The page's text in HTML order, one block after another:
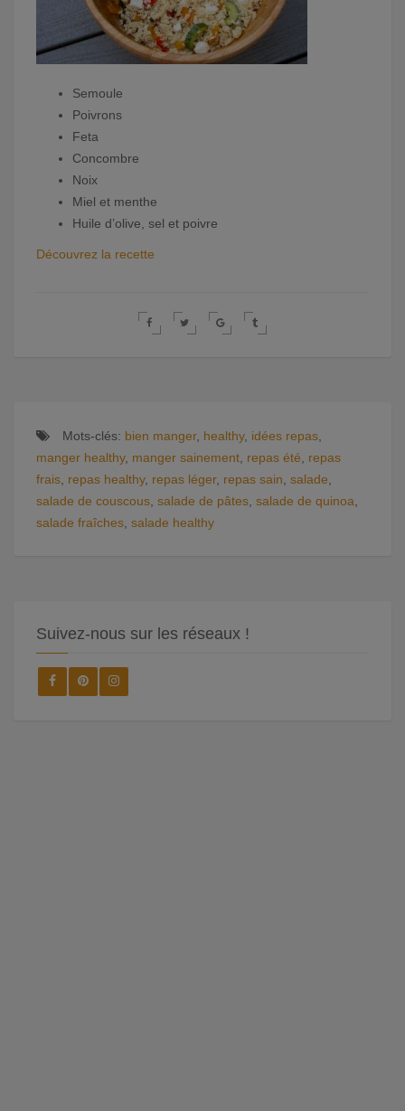
Semoule
Poivrons
Feta
Concombre
Noix
Miel et menthe
Huile d’olive, sel et poivre
Découvrez la recette
Mots-clés: bien manger, healthy, idées repas
manger healthy, manger sainement repas été
repas
frais repas healthy, repas léger, repas sain salade
salade de couscous salade de pâtes salade de quinoa
salade fraîches salade healthy
Suivez-nous sur les réseaux !